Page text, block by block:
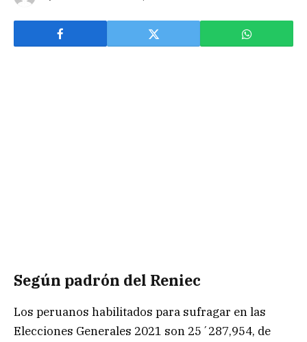
Según padrón del Reniec
Los peruanos habilitados para sufragar en las
Elecciones Generales 2021 son 25´287,954, de